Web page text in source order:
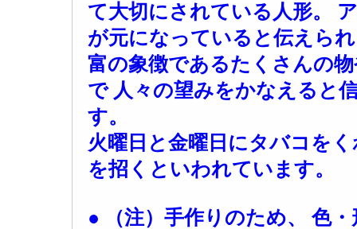
て大切にされている人形。
が元になっていると伝えら
富の象徴であるたくさんの
で 人々の望みをかなえると
す。
火曜日と金曜日にタバコを
を招くといわれています。
● （注）手作りのため、 色